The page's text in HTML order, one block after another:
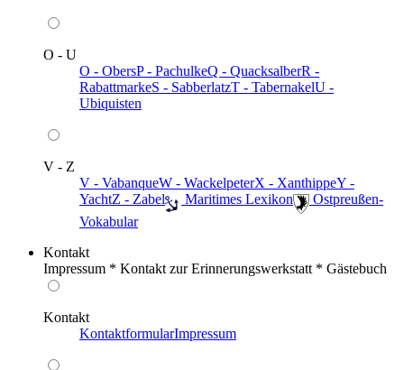
O - U
O - ObersP - PachulkeQ - QuacksalberR -
RabattmarkeS - SabberlatzT - TabernakelU -
Ubiquisten
V - Z
V - VabanqueW - WackelpeterX - XanthippeY -
YachtZ - Zabel ️ Maritimes Lexikon
️ Ostpreußen-
Vokabular
Kontakt
Impressum * Kontakt zur Erinnerungswerkstatt * Gästebuch
Kontakt
KontaktformularImpressum